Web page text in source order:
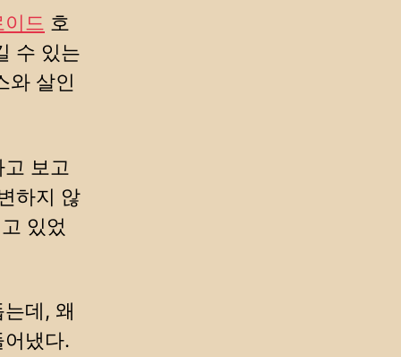
이드 호
수 있는
와 살인
보고
하지 않
있었
데, 왜
냈다.